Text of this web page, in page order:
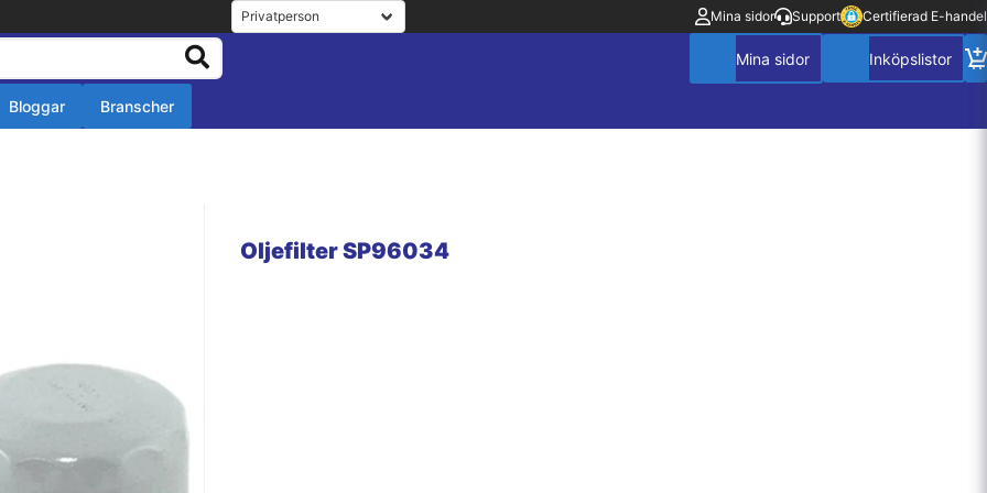
Mina sidor Support Certifierad E-handel
Bloggar Branscher
Oljefilter SP96034